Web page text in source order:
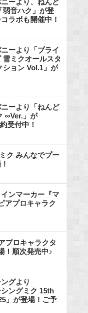
弱音ハク」が登
ラボも開催中！
ーより「ブライ
雪ミクオールスタ
ション Vol.1」が
ーより「ねんど
∞Ver.」が
受付中！
ク みんなでプー
ンマーカー『マ
アプロキャラク
プロキャラクタ
！順次発売中♪
グより
ングミク 15th
」が登場！ご予